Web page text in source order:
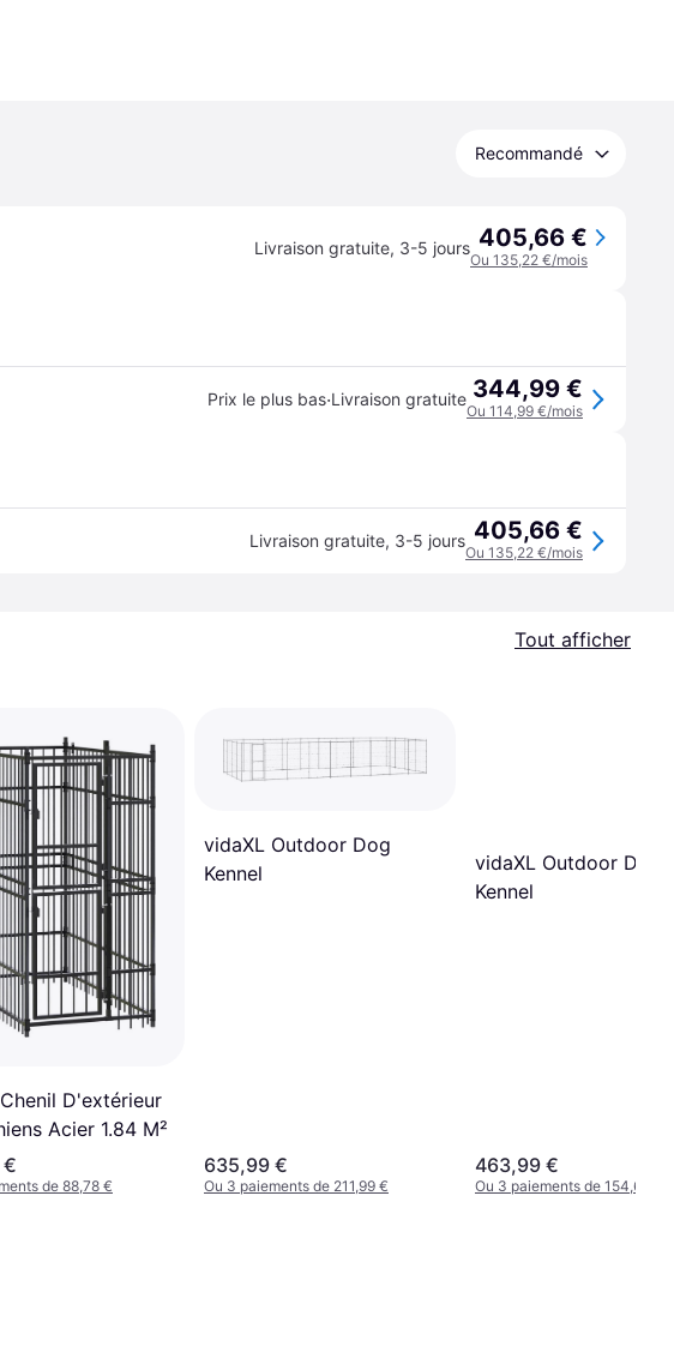
Recommandé
Livraison gratuite, 3-5 jours 405,66 €
Ou 135,22 €/mois
Prix le plus bas·Livraison gratuite 344,99 €
Ou 114,99 €/mois
Livraison gratuite, 3-5 jours 405,66 €
Ou 135,22 €/mois
Tout afficher
D'extérieur
Acier 1.84 M²
€
de 88,78 €
vidaXL Outdoor Dog
Kennel
635,99 €
Ou 3 paiements de 211,99 €
vidaXL Outdoor Dog
Kennel
463,99 €
Ou 3 paiements de 154,66 €